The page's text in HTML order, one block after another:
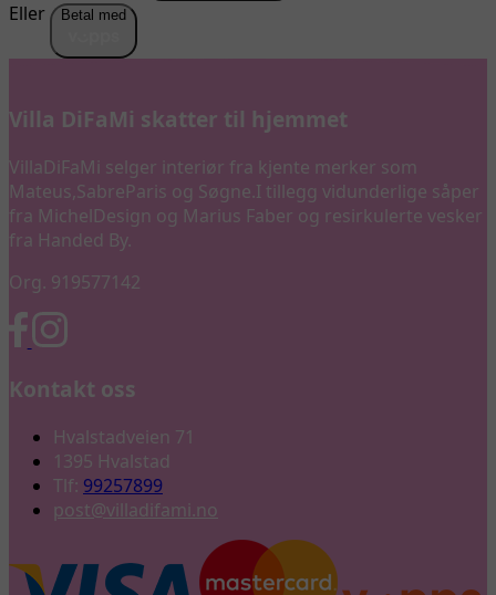
Eller Betal med
Villa DiFaMi skatter til hjemmet
VillaDiFaMi selger interiør fra kjente merker som
Mateus,SabreParis og Søgne.I tillegg vidunderlige såper
fra MichelDesign og Marius Faber og resirkulerte vesker
fra Handed By.
Org. 919577142
Kontakt oss
Hvalstadveien 71
1395 Hvalstad
Tlf: 99257899
post@villadifami.no